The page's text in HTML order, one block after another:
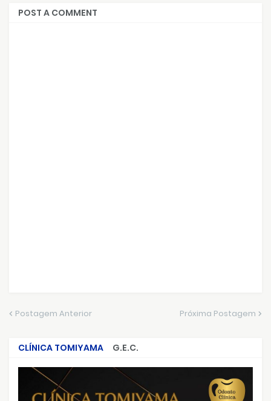
POST A COMMENT
Postagem Anterior Próxima Postagem
CLÍNICA TOMIYAMA
G.E.C.
CRIMES QUE ABALARAM O BRASIL